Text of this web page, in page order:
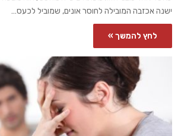
ישנה אכזבה המובילה לחוסר אונים, שמוביל לכעס…
לחץ להמשך »